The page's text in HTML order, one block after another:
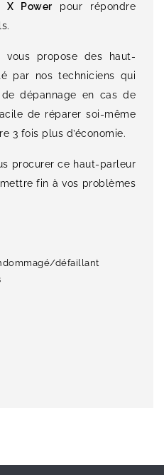
X Power pour répondre
vous propose des haut-
par nos techniciens qui
dépannage en cas de
de réparer soi-même
3 fois plus d’économie.
procurer ce haut-parleur
fin à vos problèmes
défaillant